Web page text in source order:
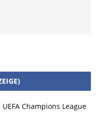
Champions League